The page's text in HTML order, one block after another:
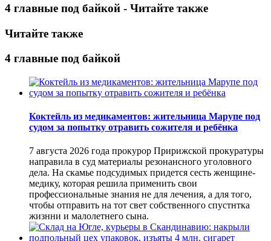
4 главные под байкой - Читайте также
Читайте также
4 главные под байкой
Коктейль из медикаментов: жительница Марупе под
судом за попытку отравить сожителя и ребёнка
7 августа 2026 года прокурор Пририжской прокуратуры
направила в суд материалы резонансного уголовного
дела. На скамье подсудимых придется сесть женщине-
медику, которая решила применить свои
профессиональные знания не для лечения, а для того,
чтобы отправить на тот свет собственного спустнтка
жизнни и малолетнего сына.